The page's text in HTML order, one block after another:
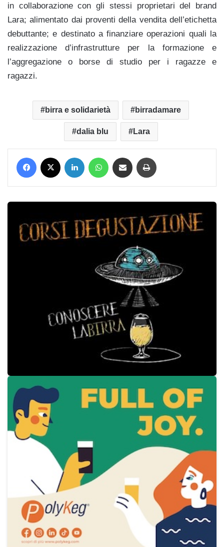
in collaborazione con gli stessi proprietari del brand
Lara; alimentato dai proventi della vendita dell’etichetta
debuttante; e destinato a finanziare operazioni quali la
realizzazione d’infrastrutture per la formazione e
l’aggregazione o borse di studio per i ragazze e
ragazzi.
birra e solidarietà birradamare
dalia blu Lara
Facebook LinkedIn WhatsApp Condividi via mail